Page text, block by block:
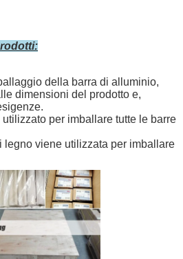
della barra di alluminio,
dimensioni del prodotto e,
per imballare tutte le barre
legno viene utilizzata per imballare